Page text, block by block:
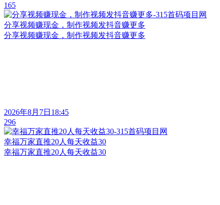
165
分享视频赚现金，制作视频发抖音赚更多
分享视频赚现金，制作视频发抖音赚更多
2026年8月7日18:45
296
幸福万家直推20人每天收益30
幸福万家直推20人每天收益30